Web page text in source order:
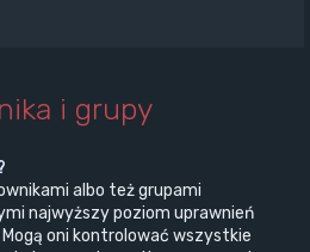
i grupy
albo też grupami
najwyższy poziom uprawnień
oni kontrolować wszystkie